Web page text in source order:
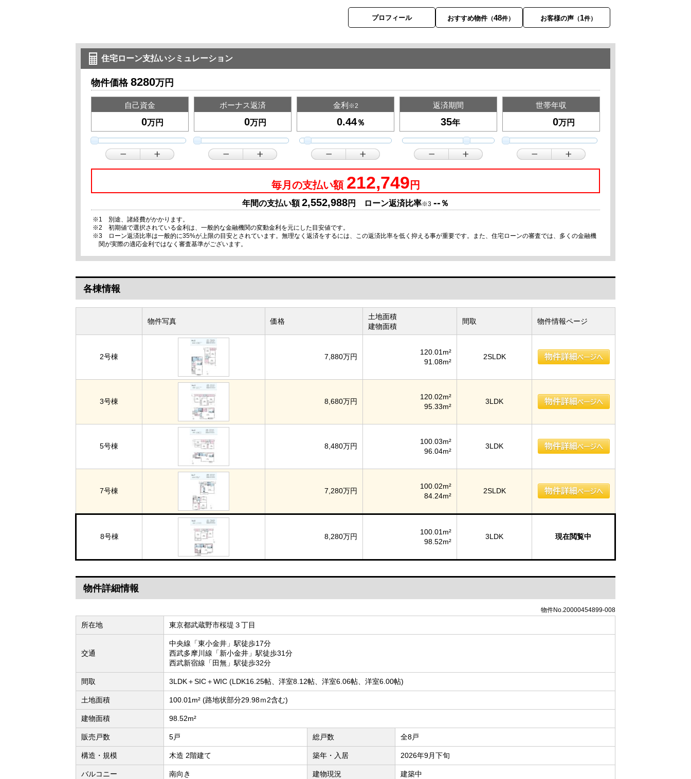
プロフィール おすすめ物件 （48件） お客様の声（1件）
住宅ローン支払いシミュレーション
物件価格 8280万円
自己資金
万円
ボーナス返済
万円
金利 ※2
％
返済期間
年
世帯年収
万円
毎月の支払い額 212,749 円
年間の支払い額2,552,988円 ローン返済比率※3 -- ％
※1 別途、諸経費がかかります。
※2 初期値で選択されている金利は、一般的な金融機関の変動金利を元にした目安値です。
※3 ローン返済比率は一般的に35%が上限の目安とされています。無理なく返済をするには、この返済比率を低く抑える事が重要です。また、住宅ローンの審査では、多くの金融機
関が実際の適応金利ではなく審査基準がございます。
各棟情報
物件写真 価格
土地面積
建物面積
間取 物件情報ページ
2号棟 7,880万円
120.01m²
91.08m²
2SLDK
3号棟 8,680万円
120.02m²
95.33m²
3LDK
5号棟 8,480万円
100.03m²
96.04m²
3LDK
7号棟 7,280万円
100.02m²
84.24m²
2SLDK
8号棟 8,280万円
100.01m²
98.52m²
3LDK 現在閲覧中
物件詳細情報
物件No.20000454899-008
所在地 東京都武蔵野市桜堤３丁目
交通
中央線「東小金井」駅徒歩17分
西武多摩川線「新小金井」駅徒歩31分
西武新宿線「田無」駅徒歩32分
間取 3LDK＋SIC＋WIC (LDK16.25帖、洋室8.12帖、洋室6.06帖、洋室6.00帖)
土地面積 100.01m² (路地状部分29.98ｍ2含む)
建物面積 98.52m²
販売戸数 5戸 総戸数 全8戸
構造・規模 木造 2階建て 築年・入居 2026年9月下旬
バルコニー 南向き 建物現況 建築中